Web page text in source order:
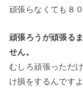
頑張らなくても８
頑張ろうが頑張る
せん。
むしろ頑張っただ
け損をするんですよ